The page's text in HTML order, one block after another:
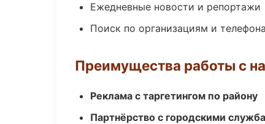
Ежедневные новости и репортажи
Поиск по организациям и
Преимущества работы с
Реклама с таргетингом по району
Партнёрство с городскими